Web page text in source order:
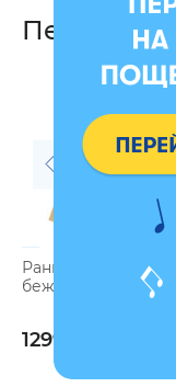
Раннер «Дерево
бежевый
1299 грн